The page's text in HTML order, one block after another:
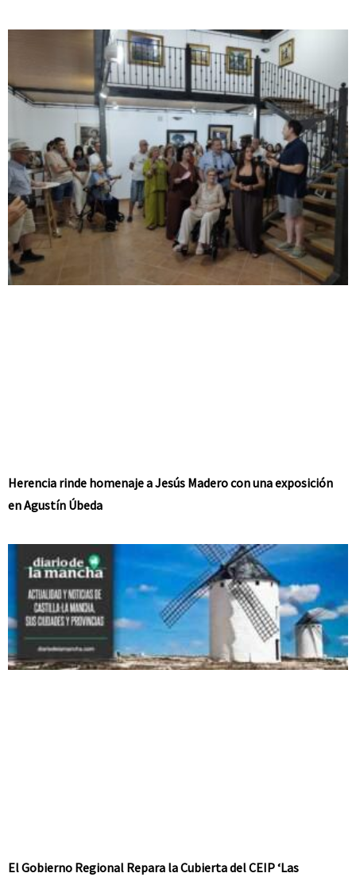
Herencia rinde homenaje a Jesús Madero con una exposición
en Agustín Úbeda
El Gobierno Regional Repara la Cubierta del CEIP ‘Las